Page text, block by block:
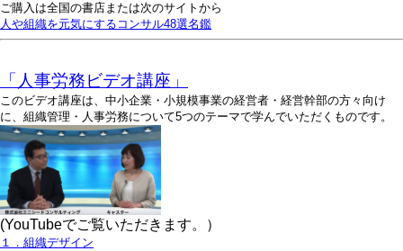
ご購入は全国の書店または次のサイトから
人や組織を元気にするコンサル48選名鑑
「人事労務ビデオ講座」
このビデオ講座は、中小企業・小規模事業の経営者・経営幹部の方々向け
に、組織管理・人事労務について5つのテーマで学んでいただくものです。
(YouTubeでご覧いただきます。）
１．組織デザイン